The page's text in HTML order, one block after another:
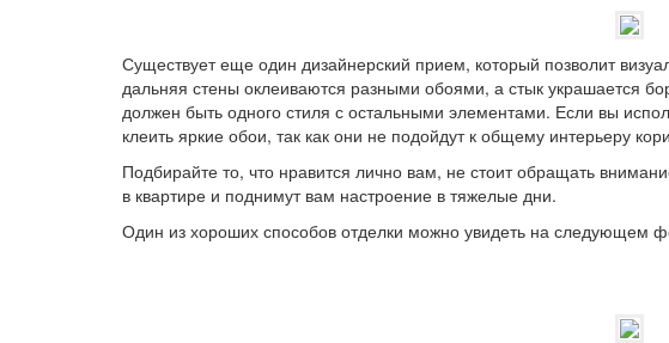
Существует еще один дизайнерский прием, который позволит
дальняя стены оклеиваются разными обоями, а стык украшается
должен быть одного стиля с остальными элементами. Если вы
клеить яркие обои, так как они не подойдут к общему интерьеру
Подбирайте то, что нравится лично вам, не стоит обращать
в квартире и поднимут вам настроение в тяжелые дни.
Один из хороших способов отделки можно увидеть на следующем